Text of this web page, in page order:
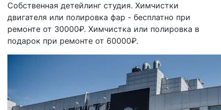
Собственная детейлинг студия. Химчистки
двигателя или полировка фар - бесплатно при
ремонте от 30000₽. Химчистка или полировка в
подарок при ремонте от 60000₽.